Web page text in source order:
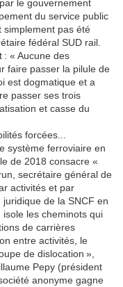
le gouvernement
du service public
simplement pas été
fédéral SUD rail.
: « Aucune des
faire passer la pilule de
est dogmatique et a
passer ses trois
et casse du
forcées...
système ferroviaire en
de 2018 consacre «
secrétaire général de
activités et par
de la SNCF en
les cheminots qui
de carrières
entre activités, le
de dislocation »,
Pepy (président
anonyme gagne